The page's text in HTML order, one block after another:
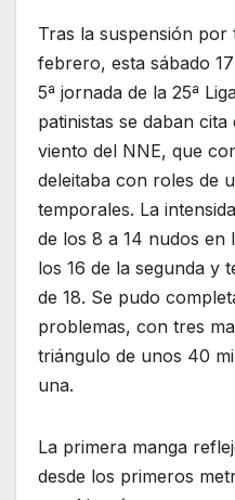
Tras la suspensión por
febrero, esta sábado
5ª jornada de la 25ª
patinistas se daban
viento del NNE, que
deleitaba con roles de
temporales. La
de los 8 a 14 nudos en
los 16 de la segunda y
de 18. Se pudo
problemas, con tres
triángulo de unos 40
una.
La primera manga
desde los primeros